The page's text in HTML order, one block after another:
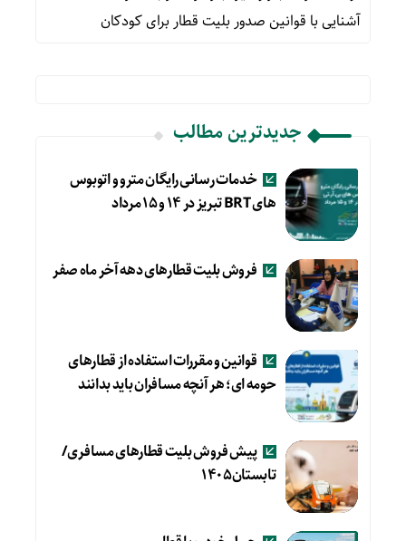
آشنایی با قوانین صدور بلیت قطار برای کودکان
جدیدترین مطالب
خدمات رسانی رایگان مترو و اتوبوس
های BRT تبریز در ۱۴ و ۱۵ مرداد
فروش بلیت قطارهای دهه آخر ماه صفر
قوانین و مقررات استفاده از قطارهای
حومه ای؛ هر آنچه مسافران باید بدانند
پیش فروش بلیت قطارهای مسافری/
تابستان۱۴۰۵